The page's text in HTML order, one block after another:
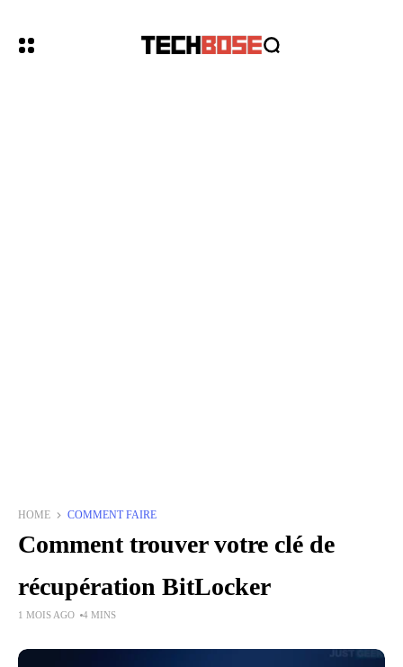
HOME COMMENT FAIRE
Comment trouver votre clé de
récupération BitLocker
1 MOIS AGO 4 MINS